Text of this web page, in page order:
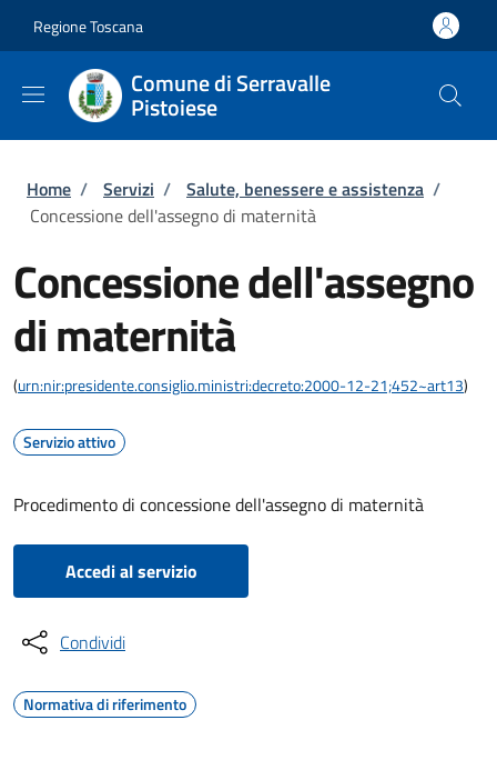
Regione Toscana
Comune di Serravalle
Pistoiese
Briciole di pane
Home / Servizi / Salute, benessere e assistenza /
Concessione dell'assegno di maternità
Concessione dell'assegno
di maternità
(urn:nir:presidente.consiglio.ministri:decreto:2000-12-21;452~art13)
Servizio attivo
Procedimento di concessione dell'assegno di maternità
Accedi al servizio
Condividi
Normativa di riferimento